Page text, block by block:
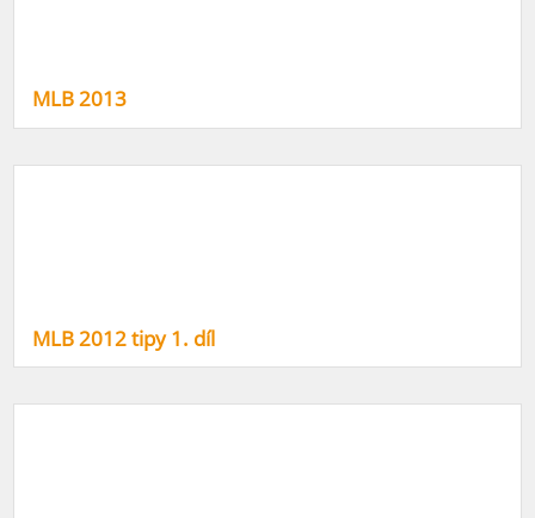
MLB 2013
MLB 2012 tipy 1. díl